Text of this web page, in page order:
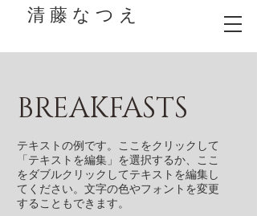
清 藤 な つ え
BREAKFASTS
テキストの例です。ここをクリックして
「テキストを編集」を選択するか、ここ
をダブルクリックしてテキストを編集し
てください。文字の色やフォントを変更
することもできます。